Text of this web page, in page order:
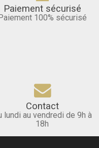
Paiement sécurisé
Paiement 100% sécurisé
Contact
lundi au vendredi de 9h à
18h